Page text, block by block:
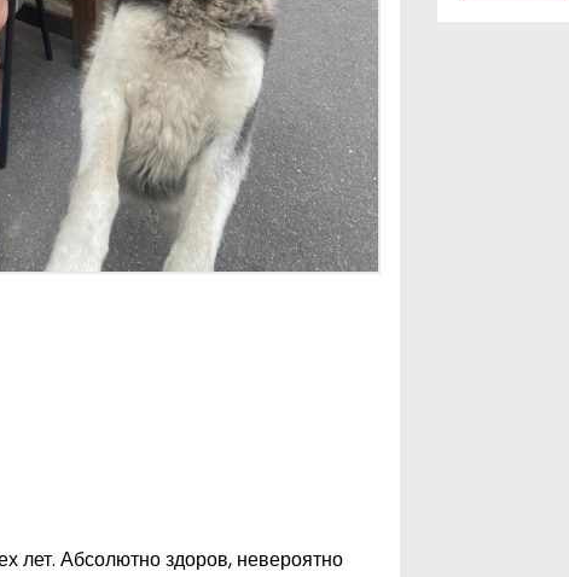
лет. Абсолютно здоров, невероятно